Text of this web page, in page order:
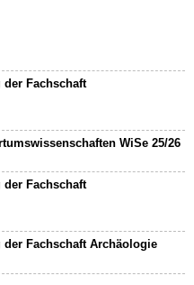
Fachschaft
WiSe 25/26
Fachschaft
Fachschaft Archäologie